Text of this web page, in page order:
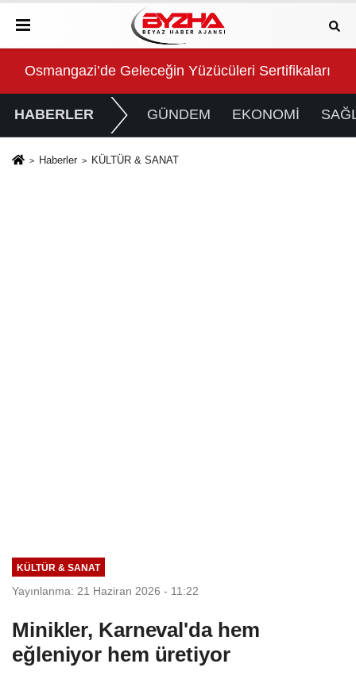
Aldı
Konya Büyükşehir Zabıtası Toplu Taşıma
HABERLER GÜNDEM EKONOMİ
Haberler KÜLTÜR & SANAT
KÜLTÜR & SANAT
Yayınlanma: 21 Haziran 2026 - 11:22
Minikler, Karneval'da hem
eğleniyor hem üretiyor